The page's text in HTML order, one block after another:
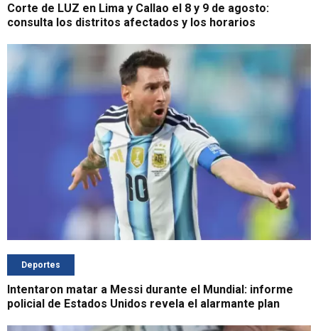
Corte de LUZ en Lima y Callao el 8 y 9 de agosto:
consulta los distritos afectados y los horarios
Deportes
Intentaron matar a Messi durante el Mundial: informe
policial de Estados Unidos revela el alarmante plan